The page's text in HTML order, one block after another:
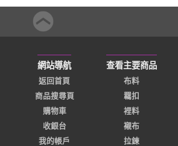
網站導航
返回首頁
商品搜尋頁
購物車
收銀台
我的帳戶
查看主要商品
布料
羈扣
裡料
襯布
拉鍊